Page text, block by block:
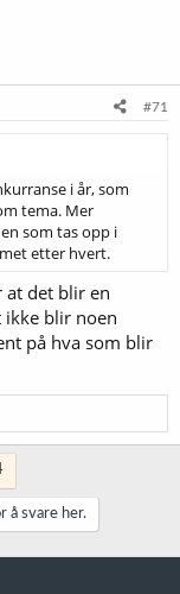
#71
i år, som
tema. Mer
som tas opp i
etter hvert.
at det blir en
ikke blir noen
på hva som blir
å svare her.